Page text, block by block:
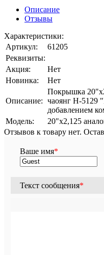
Описание
Отзывы
Характеристики:
Артикул:
61205
Реквизиты:
Акция:
Нет
Новинка:
Нет
Описание:
Покрышка
чаоянг Н-5129
добавлением
Модель:
20"х2,125
Отзывов к товару нет.
Ваше имя*
Текст сообщения*